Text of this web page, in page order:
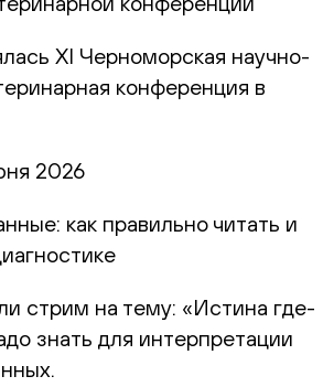
XI Черноморская научно-
конференция в
2026
как правильно читать и
стрим на тему: «Истина где-
знать для интерпретации